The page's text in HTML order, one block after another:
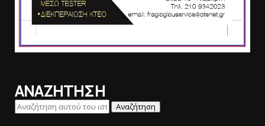
ΑΝΑΖΗΤΗΣΗ